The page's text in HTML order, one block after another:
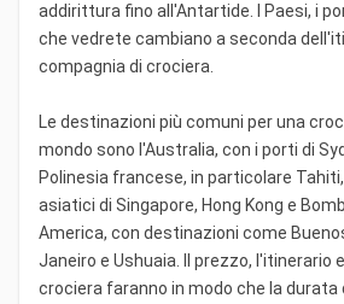
addirittura fino all'Antartide. I Paesi, i
che vedrete cambiano a seconda
compagnia di crociera.
Le destinazioni più comuni per una
mondo sono l'Australia, con i porti di
Polinesia francese, in particolare
asiatici di Singapore, Hong Kong e
America, con destinazioni come
Janeiro e Ushuaia. Il prezzo, l'itinerario
crociera faranno in modo che la durata